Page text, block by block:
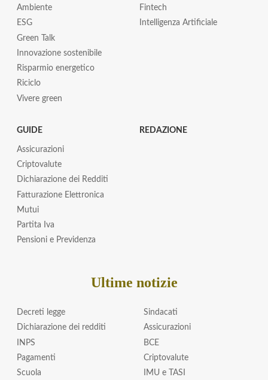
Ambiente
ESG
Green Talk
Innovazione sostenibile
Risparmio energetico
Riciclo
Vivere green
Fintech
Intelligenza Artificiale
GUIDE
Assicurazioni
Criptovalute
Dichiarazione dei Redditi
Fatturazione Elettronica
Mutui
Partita Iva
Pensioni e Previdenza
REDAZIONE
Ultime notizie
Decreti legge
Dichiarazione dei redditi
INPS
Pagamenti
Scuola
Sindacati
Assicurazioni
BCE
Criptovalute
IMU e TASI